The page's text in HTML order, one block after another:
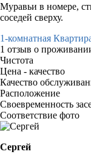
Муравьи в номере,
соседей сверху.
1-комнатная
1 отзыв о
Чистота
Цена - качество
Качество
Расположение
Своевременность
Соответствие фото
Сергей